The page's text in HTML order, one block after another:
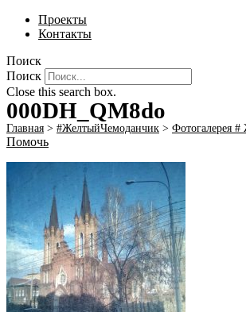
Проекты
Контакты
Поиск
Поиск
Close this search box.
000DH_QM8do
Главная > #ЖелтыйЧемоданчик >
Помочь